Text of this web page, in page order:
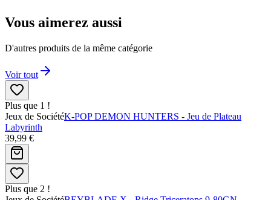
Vous aimerez aussi
D'autres produits de la même catégorie
Voir tout
Plus que 1 !
Jeux de SociétéK-POP DEMON HUNTERS - Jeu de Plateau
Labyrinth
39,99 €
Plus que 2 !